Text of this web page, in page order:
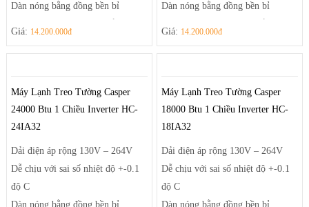
Dàn nóng bằng đồng bền bỉ
Giá: 14.200.000đ
Dàn nóng bằng đồng bền bỉ
Giá: 14.200.000đ
Máy Lạnh Treo Tường Casper
24000 Btu 1 Chiều Inverter HC-
24IA32
Dải điện áp rộng 130V – 264V
Dễ chịu với sai số nhiệt độ +-0.1
độ C
Dàn nóng bằng đồng bền bỉ
Máy Lạnh Treo Tường Casper
18000 Btu 1 Chiều Inverter HC-
18IA32
Dải điện áp rộng 130V – 264V
Dễ chịu với sai số nhiệt độ +-0.1
độ C
Dàn nóng bằng đồng bền bỉ